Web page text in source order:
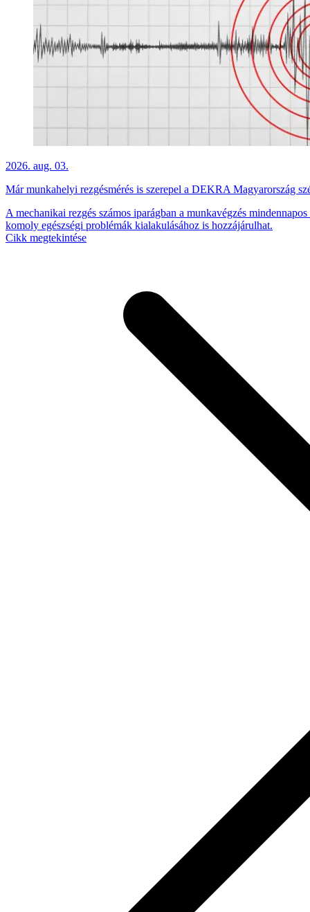
2026. aug. 03.
Már munkahelyi rezgésmérés is szerepel a DEKRA Magyarország
A mechanikai rezgés számos iparágban a munkavégzés
komoly egészségi problémák kialakulásához is hozzájárulhat.
Cikk megtekintése